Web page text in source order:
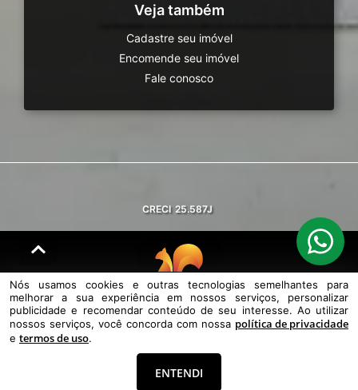
Veja também
Cadastre seu imóvel
Encomende seu imóvel
Fale conosco
CRECI 25.587J
© DESENVOLVIDO PELAAGIL.NET
Nós usamos cookies e outras tecnologias semelhantes para melhorar a
sua experiência em nossos serviços, personalizar publicidade e
Nós usamos cookies e outras tecnologias semelhantes para
melhorar a sua experiência em nossos serviços, personalizar
publicidade e recomendar conteúdo de seu interesse. Ao utilizar
nossos serviços, você concorda com nossa política de privacidade
e termos de uso.
ENTENDI